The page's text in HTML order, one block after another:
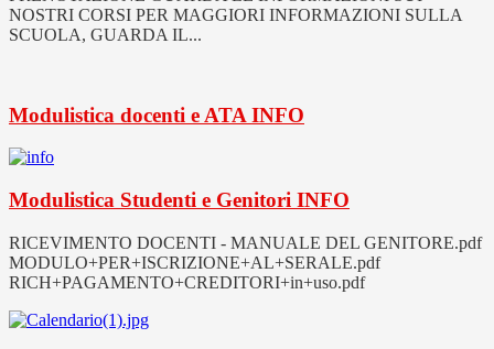
NOSTRI CORSI PER MAGGIORI INFORMAZIONI SULLA
SCUOLA, GUARDA IL...
Modulistica docenti e ATA INFO
Modulistica Studenti e Genitori INFO
RICEVIMENTO DOCENTI - MANUALE DEL GENITORE.pdf
MODULO+PER+ISCRIZIONE+AL+SERALE.pdf
RICH+PAGAMENTO+CREDITORI+in+uso.pdf